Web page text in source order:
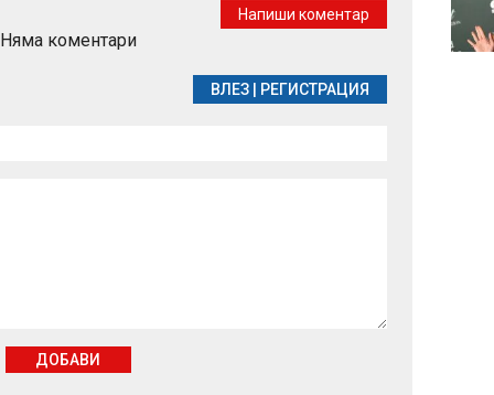
наистина работи
Напиши коментар
Няма коментари
ВЛЕЗ РЕГИСТРАЦИЯ
ДОБАВИ